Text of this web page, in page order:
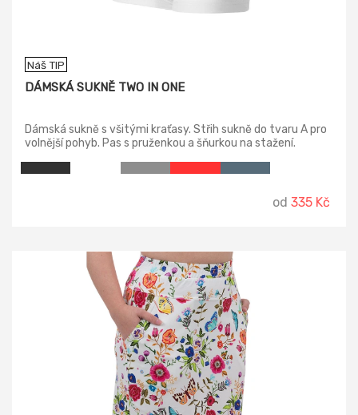
Náš TIP
DÁMSKÁ SUKNĚ TWO IN ONE
Dámská sukně s všitými kraťasy. Střih sukně do tvaru A pro
volnější pohyb. Pas s pruženkou a šňurkou na stažení.
od 335 Kč